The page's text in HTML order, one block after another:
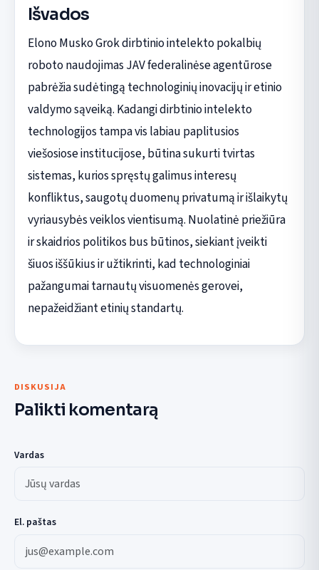
Išvados
Elono Musko Grok dirbtinio intelekto pokalbių
roboto naudojimas JAV federalinėse agentūrose
pabrėžia sudėtingą technologinių inovacijų ir etinio
valdymo sąveiką. Kadangi dirbtinio intelekto
technologijos tampa vis labiau paplitusios
viešosiose institucijose, būtina sukurti tvirtas
sistemas, kurios spręstų galimus interesų
konfliktus, saugotų duomenų privatumą ir išlaikytų
vyriausybės veiklos vientisumą. Nuolatinė priežiūra
ir skaidrios politikos bus būtinos, siekiant įveikti
šiuos iššūkius ir užtikrinti, kad technologiniai
pažangumai tarnautų visuomenės gerovei,
nepažeidžiant etinių standartų.
DISKUSIJA
Palikti komentarą
Vardas
El. paštas